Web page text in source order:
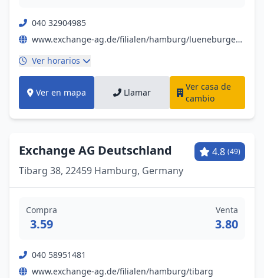
040 32904985
www.exchange-ag.de/filialen/hamburg/lueneburger-strasse-hamburg-harburg
Ver horarios
Ver en mapa Llamar
Ver casa de
cambio
Exchange AG Deutschland 4.8 (49)
Tibarg 38, 22459 Hamburg, Germany
Compra
3.59
Venta
3.80
040 58951481
www.exchange-ag.de/filialen/hamburg/tibarg